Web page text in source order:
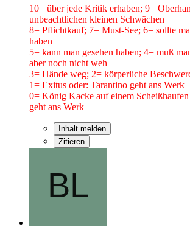
10= über jede Kritik erhaben; 9=
unbeachtlichen kleinen Schwächen
8= Pflichtkauf; 7= Must-See; 6= sollte
haben
5= kann man gesehen haben; 4= muß
aber noch nicht weh
3= Hände weg; 2= körperliche
1= Exitus oder: Tarantino geht ans Werk
0= König Kacke auf einem
geht ans Werk
Inhalt melden
Zitieren